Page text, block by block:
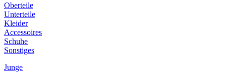
Oberteile
Unterteile
Kleider
Accessoires
Schuhe
Sonstiges
Junge